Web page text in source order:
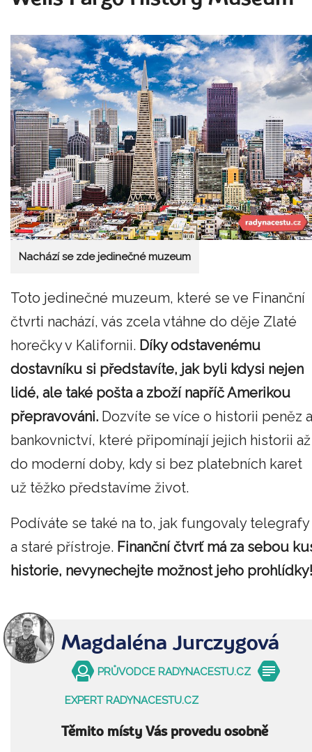
Nachází se zde jedinečné muzeum
Toto jedinečné muzeum, které se ve Finanční
čtvrti nachází, vás zcela vtáhne do děje Zlaté
horečky v Kalifornii. Díky odstavenému
dostavníku si představíte, jak byli kdysi nejen
lidé, ale také pošta a zboží napříč Amerikou
přepravováni. Dozvíte se více o historii peněz a
bankovnictví, které připomínají jejich historii až
do moderní doby, kdy si bez platebních karet
už těžko představíme život.
Podíváte se také na to, jak fungovaly telegrafy
a staré přístroje. Finanční čtvrť má za sebou
historie, nevynechejte možnost jeho prohlídky!
Magdaléna Jurczygová
PRŮVODCE RADYNACESTU.CZ
EXPERT RADYNACESTU.CZ
Těmito místy Vás provedu osobně